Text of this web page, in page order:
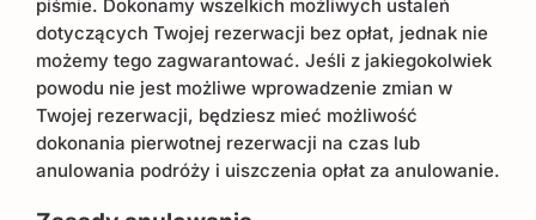
piśmie. Dokonamy wszelkich możliwych ustaleń
dotyczących Twojej rezerwacji bez opłat, jednak nie
możemy tego zagwarantować. Jeśli z jakiegokolwiek
powodu nie jest możliwe wprowadzenie zmian w
Twojej rezerwacji, będziesz mieć możliwość
dokonania pierwotnej rezerwacji na czas lub
anulowania podróży i uiszczenia opłat za anulowanie.